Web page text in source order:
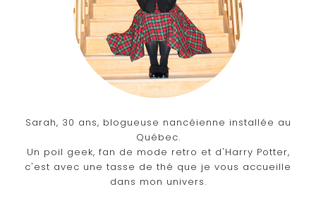
Sarah, 30 ans, blogueuse nancéienne installée au
Québec.
Un poil geek, fan de mode retro et d'Harry Potter,
c'est avec une tasse de thé que je vous accueille
dans mon univers.